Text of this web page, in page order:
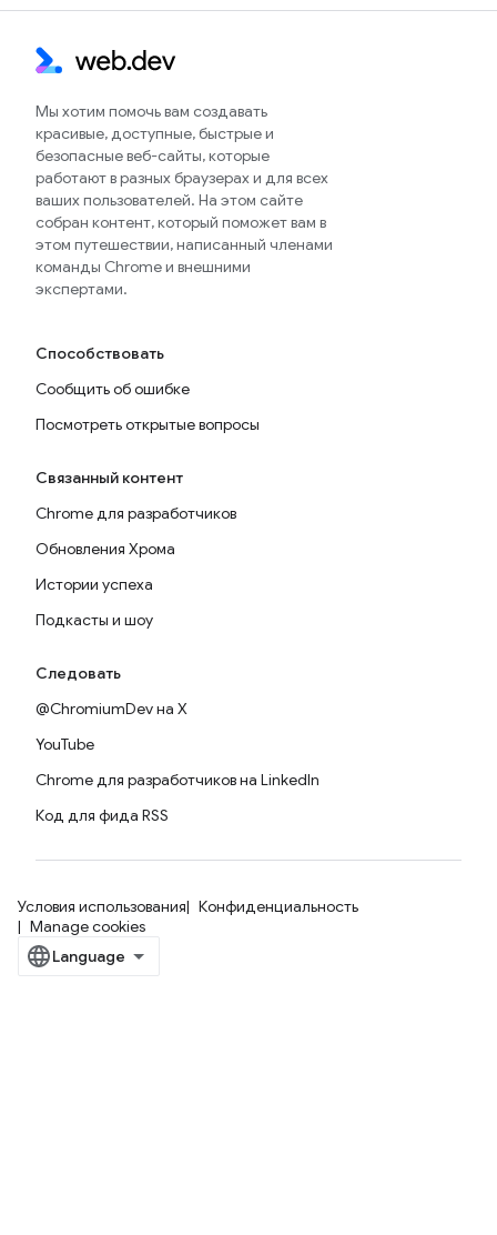
Мы хотим помочь вам создавать
красивые, доступные, быстрые и
безопасные веб-сайты, которые
работают в разных браузерах и для всех
ваших пользователей. На этом сайте
собран контент, который поможет вам в
этом путешествии, написанный членами
команды Chrome и внешними
экспертами.
Способствовать
Сообщить об ошибке
Посмотреть открытые вопросы
Связанный контент
Chrome для разработчиков
Обновления Хрома
Истории успеха
Подкасты и шоу
Следовать
@ChromiumDev на X
YouTube
Chrome для разработчиков на LinkedIn
Код для фида RSS
Условия использования
Конфиденциальность
Manage cookies